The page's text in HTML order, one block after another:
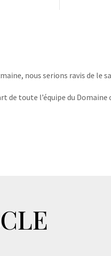
nous serions ravis de le
toute l’équipe du